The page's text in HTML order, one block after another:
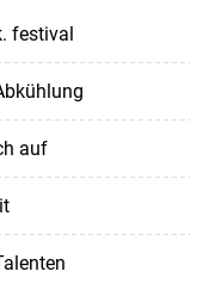
festival
auf